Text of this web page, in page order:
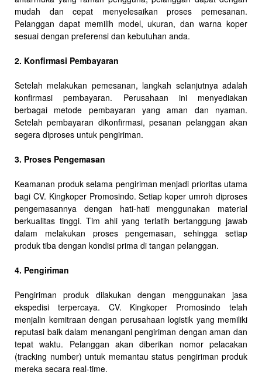
mudah dan cepat menyelesaikan proses pemesanan.
Pelanggan dapat memilih model, ukuran, dan warna koper
sesuai dengan preferensi dan kebutuhan anda.
2. Konfirmasi Pembayaran
Setelah melakukan pemesanan, langkah selanjutnya adalah
konfirmasi pembayaran. Perusahaan ini menyediakan
berbagai metode pembayaran yang aman dan nyaman.
Setelah pembayaran dikonfirmasi, pesanan pelanggan akan
segera diproses untuk pengiriman.
3. Proses Pengemasan
Keamanan produk selama pengiriman menjadi prioritas utama
bagi CV. Kingkoper Promosindo. Setiap koper umroh diproses
pengemasannya dengan hati-hati menggunakan material
berkualitas tinggi. Tim ahli yang terlatih bertanggung jawab
dalam melakukan proses pengemasan, sehingga setiap
produk tiba dengan kondisi prima di tangan pelanggan.
4. Pengiriman
Pengiriman produk dilakukan dengan menggunakan jasa
ekspedisi terpercaya. CV. Kingkoper Promosindo telah
menjalin kemitraan dengan perusahaan logistik yang memiliki
reputasi baik dalam menangani pengiriman dengan aman dan
tepat waktu. Pelanggan akan diberikan nomor pelacakan
(tracking number) untuk memantau status pengiriman produk
mereka secara real-time.